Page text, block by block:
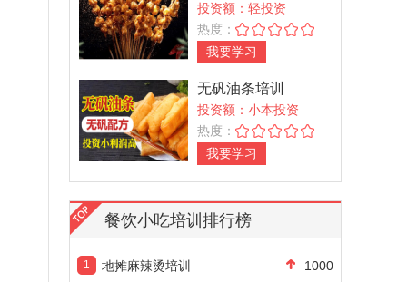
投资额：轻投资
热度：
我要学习
无矾油条培训
投资额：小本投资
热度：
我要学习
餐饮小吃培训排行榜
1 地摊麻辣烫培训
1000